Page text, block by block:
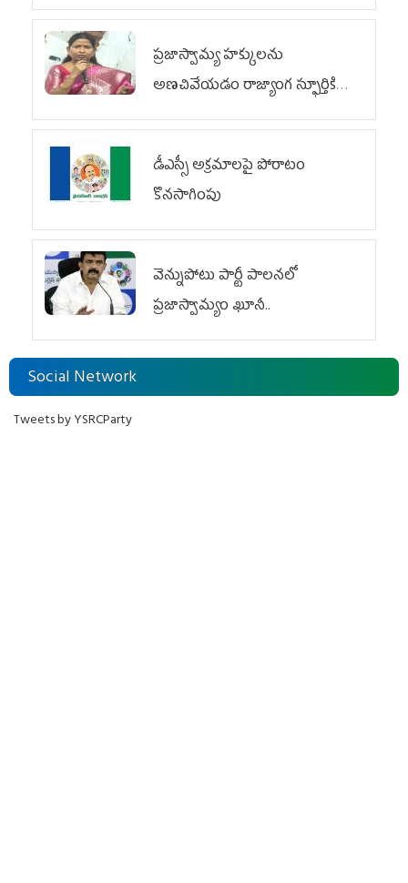
ప్రజాస్వామ్య హక్కులను
అణచివేయడం రాజ్యాంగ స్ఫూర్తికి
విరుద్ధం
డీఎస్సీ అక్రమాలపై పోరాటం
కొనసాగింపు
వెన్నుపోటు పార్టీ పాలనలో
ప్రజాస్వామ్యం ఖూనీ..
Social Network
Tweets by YSRCParty